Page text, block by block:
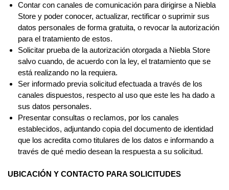
Contar con canales de comunicación para dirigirse a Niebla
Store y poder conocer, actualizar, rectificar o suprimir sus
datos personales de forma gratuita, o revocar la autorización
para el tratamiento de estos.
Solicitar prueba de la autorización otorgada a Niebla Store
salvo cuando, de acuerdo con la ley, el tratamiento que se
está realizando no la requiera.
Ser informado previa solicitud efectuada a través de los
canales dispuestos, respecto al uso que este les ha dado a
sus datos personales.
Presentar consultas o reclamos, por los canales
establecidos, adjuntando copia del documento de identidad
que los acredita como titulares de los datos e informando a
través de qué medio desean la respuesta a su solicitud.
UBICACIÓN Y CONTACTO PARA SOLICITUDES